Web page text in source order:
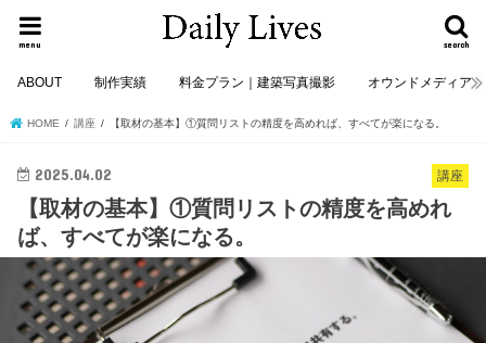
search
menu
ABOUT 制作実績 料金プラン｜建築写真撮影 オウンドメディア
HOME 講座 【取材の基本】①質問リストの精度を高めれば、すべてが楽になる。
講座
2025.04.02
【取材の基本】①質問リストの精度を高めれ
ば、すべてが楽になる。